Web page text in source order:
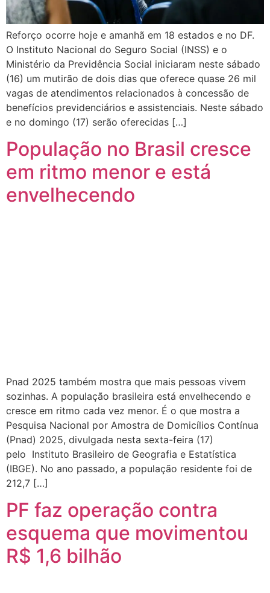
Reforço ocorre hoje e amanhã em 18 estados e no DF.
O Instituto Nacional do Seguro Social (INSS) e o
Ministério da Previdência Social iniciaram neste sábado
(16) um mutirão de dois dias que oferece quase 26 mil
vagas de atendimentos relacionados à concessão de
benefícios previdenciários e assistenciais. Neste sábado
e no domingo (17) serão oferecidas […]
População no Brasil cresce
em ritmo menor e está
envelhecendo
Pnad 2025 também mostra que mais pessoas vivem
sozinhas. A população brasileira está envelhecendo e
cresce em ritmo cada vez menor. É o que mostra a
Pesquisa Nacional por Amostra de Domicílios Contínua
(Pnad) 2025, divulgada nesta sexta-feira (17)
pelo Instituto Brasileiro de Geografia e Estatística
(IBGE). No ano passado, a população residente foi de
212,7 […]
PF faz operação contra
esquema que movimentou
R$ 1,6 bilhão